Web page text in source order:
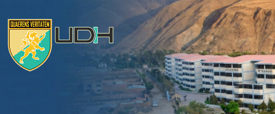
ListarGerencia en Servicios de Salud